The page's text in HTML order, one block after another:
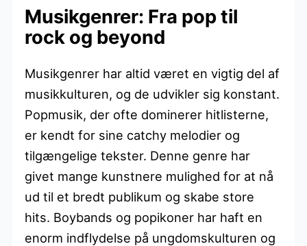
Musikgenrer: Fra pop til
rock og beyond
Musikgenrer har altid været en vigtig del af
musikkulturen, og de udvikler sig konstant.
Popmusik, der ofte dominerer hitlisterne,
er kendt for sine catchy melodier og
tilgængelige tekster. Denne genre har
givet mange kunstnere mulighed for at nå
ud til et bredt publikum og skabe store
hits. Boybands og popikoner har haft en
enorm indflydelse på ungdomskulturen og